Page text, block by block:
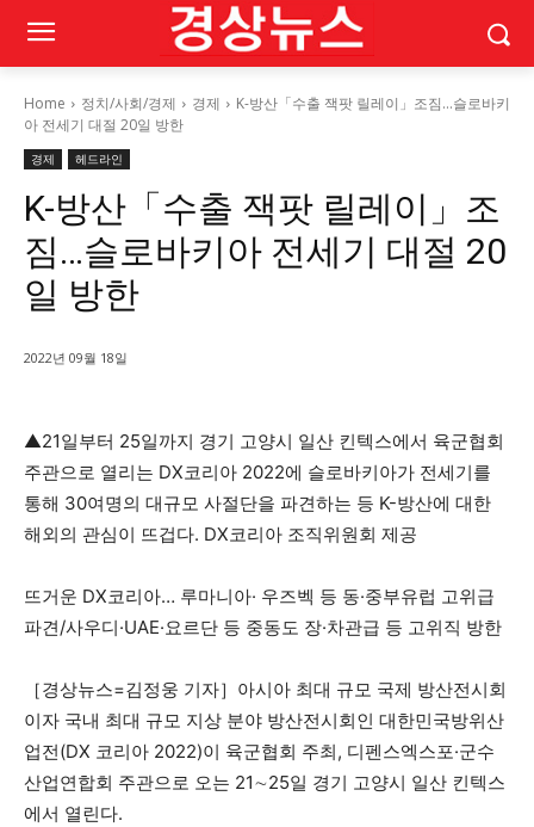
Home 정치/사회/경제 경제
K-방산「수출 잭팟 릴레이」조짐…슬로바키
아 전세기 대절 20일 방한
경제 헤드라인
K-방산「수출 잭팟 릴레이」조
짐…슬로바키아 전세기 대절 20
일 방한
2022년 09월 18일
▲21일부터 25일까지 경기 고양시 일산 킨텍스에서 육군협회
주관으로 열리는 DX코리아 2022에 슬로바키아가 전세기를
통해 30여명의 대규모 사절단을 파견하는 등 K-방산에 대한
해외의 관심이 뜨겁다. DX코리아 조직위원회 제공
뜨거운 DX코리아… 루마니아· 우즈벡 등 동·중부유럽 고위급
파견/사우디·UAE·요르단 등 중동도 장·차관급 등 고위직 방한
［경상뉴스=김정웅 기자］아시아 최대 규모 국제 방산전시회
이자 국내 최대 규모 지상 분야 방산전시회인 대한민국방위산
업전(DX 코리아 2022)이 육군협회 주최, 디펜스엑스포·군수
산업연합회 주관으로 오는 21∼25일 경기 고양시 일산 킨텍스
에서 열린다.